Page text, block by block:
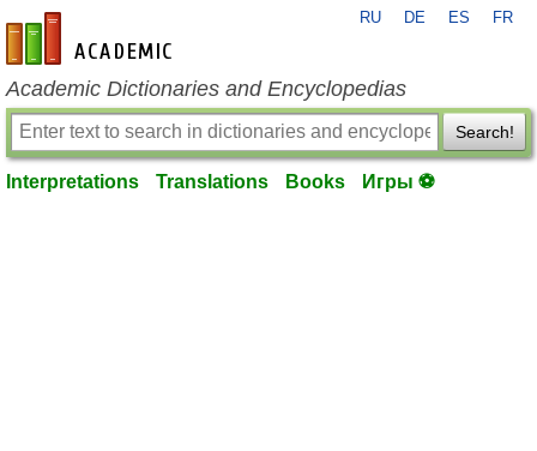
en-academic.com
RU DE ES FR
Academic Dictionaries and Encyclopedias
Search!
Interpretations Translations Books Игры ⚽